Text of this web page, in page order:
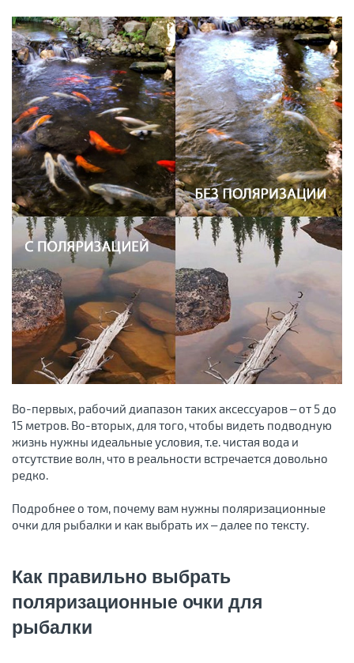
Во-первых, рабочий диапазон таких аксессуаров – от 5 до
15 метров. Во-вторых, для того, чтобы видеть подводную
жизнь нужны идеальные условия, т.е. чистая вода и
отсутствие волн, что в реальности встречается довольно
редко.
Подробнее о том, почему вам нужны поляризационные
очки для рыбалки и как выбрать их – далее по тексту.
Как правильно выбрать
поляризационные очки для
рыбалки